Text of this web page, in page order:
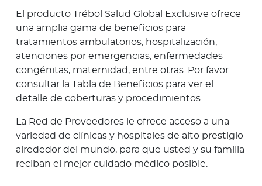
El producto Trébol Salud Global Exclusive ofrece
una amplia gama de beneficios para
tratamientos ambulatorios, hospitalización,
atenciones por emergencias, enfermedades
congénitas, maternidad, entre otras. Por favor
consultar la Tabla de Beneficios para ver el
detalle de coberturas y procedimientos.
La Red de Proveedores le ofrece acceso a una
variedad de clínicas y hospitales de alto prestigio
alrededor del mundo, para que usted y su familia
reciban el mejor cuidado médico posible.